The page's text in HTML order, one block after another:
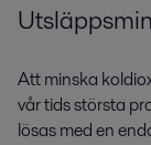
Att minska
vår tids största
lösas med en